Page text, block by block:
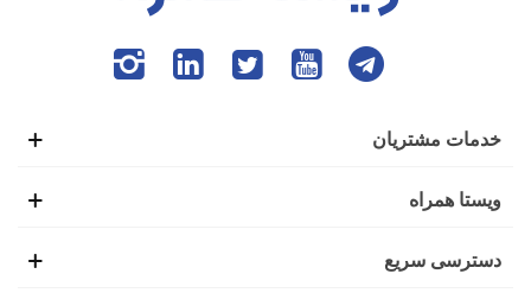
خدمات مشتریان
ویستا همراه
دسترسی سریع